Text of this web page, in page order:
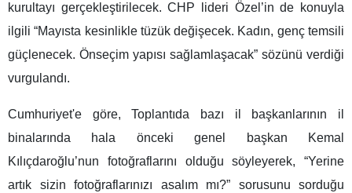
kurultayı gerçekleştirilecek. CHP lideri Özel’in de konuyla
ilgili “Mayısta kesinlikle tüzük değişecek. Kadın, genç temsili
güçlenecek. Önseçim yapısı sağlamlaşacak” sözünü verdiği
vurgulandı.
Cumhuriyet'e göre, Toplantıda bazı il başkanlarının il
binalarında hala önceki genel başkan Kemal
Kılıçdaroğlu’nun fotoğraflarını olduğu söyleyerek, “Yerine
artık sizin fotoğraflarınızı asalım mı?” sorusunu sorduğu